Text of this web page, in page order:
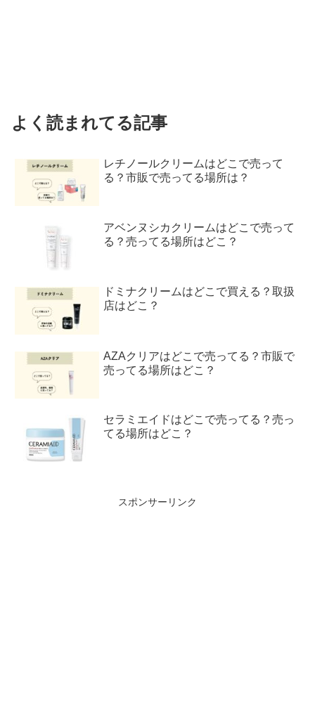
よく読まれてる記事
レチノールクリームはどこで売って
る？市販で売ってる場所は？
アベンヌシカクリームはどこで売って
る？売ってる場所はどこ？
ドミナクリームはどこで買える？取扱
店はどこ？
AZAクリアはどこで売ってる？市販で
売ってる場所はどこ？
セラミエイドはどこで売ってる？売っ
てる場所はどこ？
スポンサーリンク